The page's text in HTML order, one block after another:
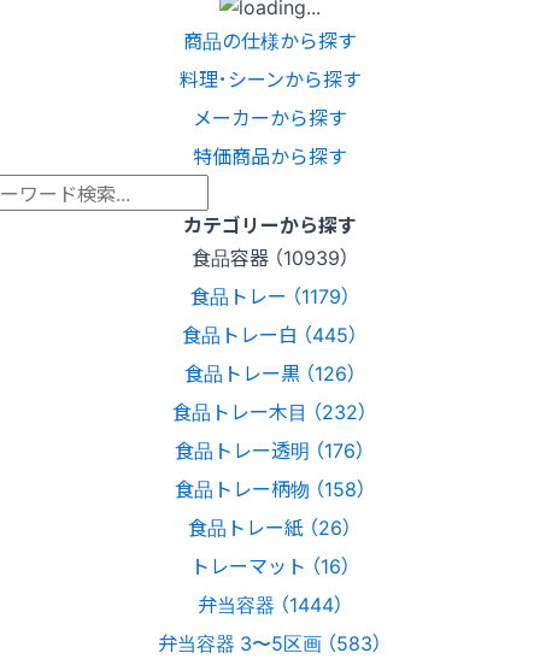
商品の仕様から探す
料理･シーンから探す
メーカーから探す
特価商品から探す
カテゴリーから探す
食品容器 （10939）
食品トレー （1179）
食品トレー白 （445）
食品トレー黒 （126）
食品トレー木目 （232）
食品トレー透明 （176）
食品トレー柄物 （158）
食品トレー紙 （26）
トレーマット （16）
弁当容器 （1444）
弁当容器 3〜5区画 （583）